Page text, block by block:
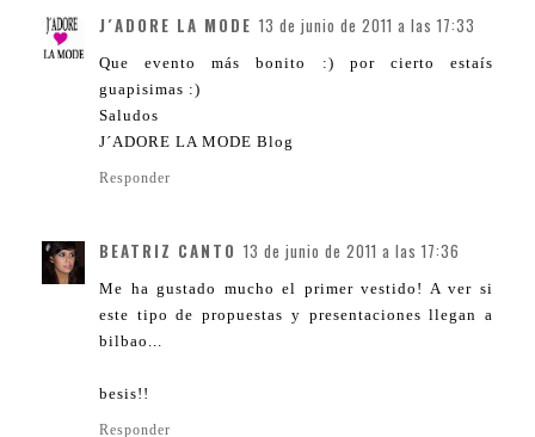
J´ADORE LA MODE 13 de junio de 2011 a las 17:33
Que evento más bonito :) por cierto estaís
guapisimas :)
Saludos
J´ADORE LA MODE Blog
Responder
BEATRIZ CANTO 13 de junio de 2011 a las 17:36
Me ha gustado mucho el primer vestido! A ver si
este tipo de propuestas y presentaciones llegan a
bilbao...
besis!!
Responder